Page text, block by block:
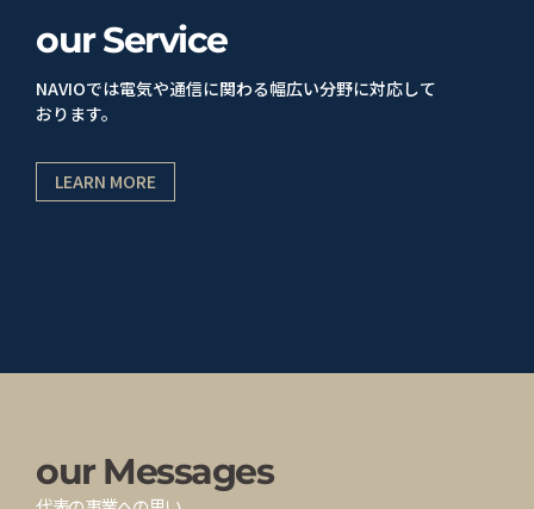
ourService
NAVIOでは電気や通信に関わる幅広い分野に対応して
おります。
LEARN MORE
ourMessages